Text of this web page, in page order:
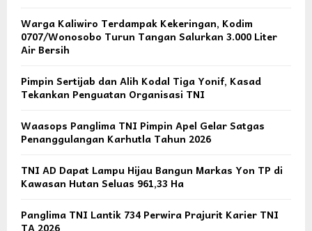
Warga Kaliwiro Terdampak Kekeringan, Kodim
0707/Wonosobo Turun Tangan Salurkan 3.000 Liter
Air Bersih
Pimpin Sertijab dan Alih Kodal Tiga Yonif, Kasad
Tekankan Penguatan Organisasi TNI
Waasops Panglima TNI Pimpin Apel Gelar Satgas
Penanggulangan Karhutla Tahun 2026
TNI AD Dapat Lampu Hijau Bangun Markas Yon TP di
Kawasan Hutan Seluas 961,33 Ha
Panglima TNI Lantik 734 Perwira Prajurit Karier TNI
TA 2026